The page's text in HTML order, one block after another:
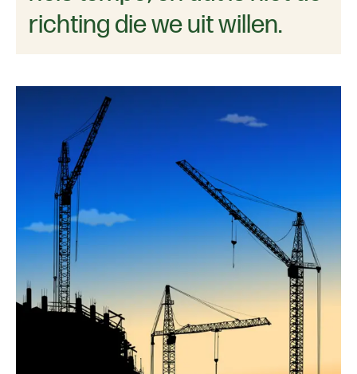
richting die we uit willen.